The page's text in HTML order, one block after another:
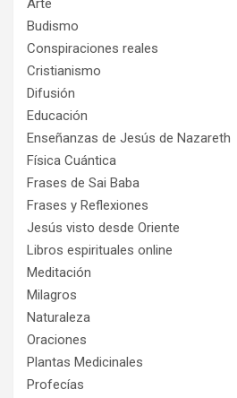
Arte
Budismo
Conspiraciones reales
Cristianismo
Difusión
Educación
Enseñanzas de Jesús de Nazareth
Física Cuántica
Frases de Sai Baba
Frases y Reflexiones
Jesús visto desde Oriente
Libros espirituales online
Meditación
Milagros
Naturaleza
Oraciones
Plantas Medicinales
Profecías